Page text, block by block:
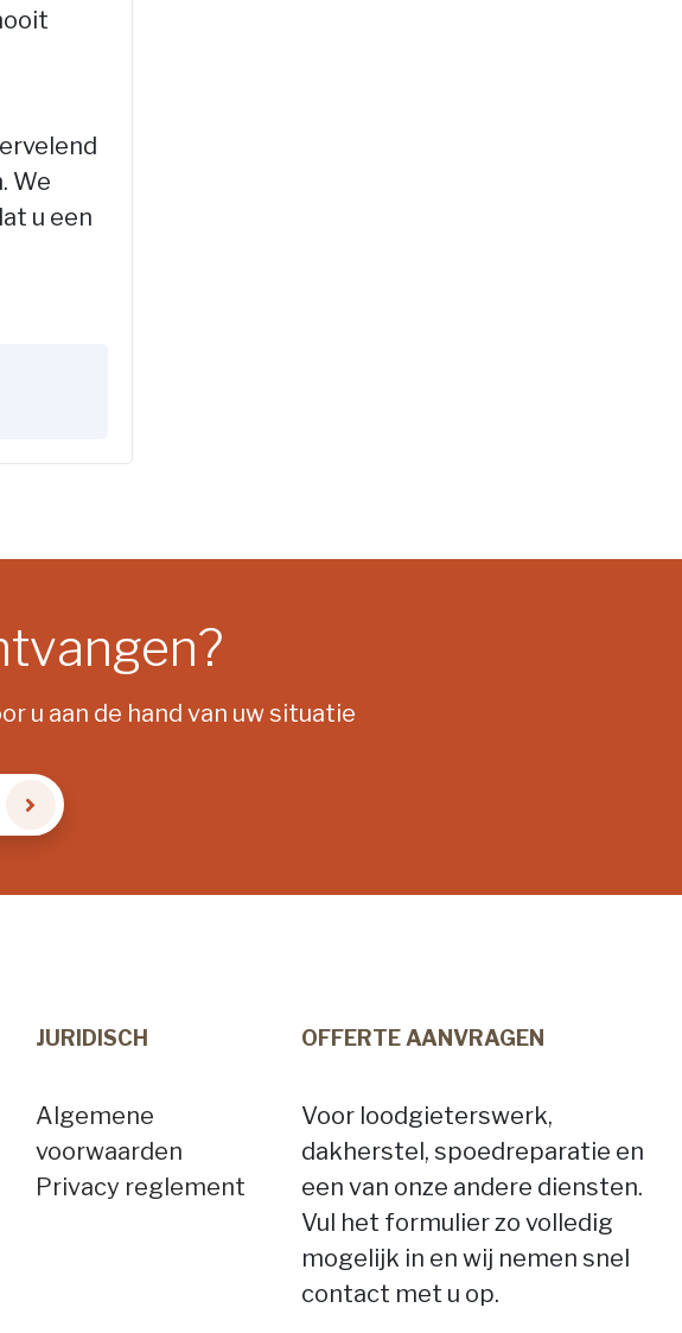
We
u een
u aan de hand van uw situatie
JURIDISCH
Algemene
voorwaarden
Privacy reglement
OFFERTE AANVRAGEN
Voor loodgieterswerk,
dakherstel, spoedreparatie en
een van onze andere diensten.
Vul het formulier zo volledig
mogelijk in en wij nemen snel
contact met u op.